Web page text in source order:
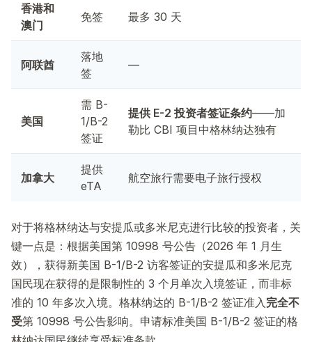
香港和
澳门
免签 最多 30 天
阿联酋
落地
签
—
美国
需 B-
1/B-2
签证
提供 E-2 投资者签证条约——加
勒比 CBI 项目中格林纳达独有
加拿大
提供
eTA
航空旅行需要电子旅行授权
对于将格林纳达与安提瓜或多米尼克进行比较的投资者，关
键一点是：根据美国第 10998 号公告（2026 年 1 月生
效），获得新美国 B-1/B-2 访客签证的安提瓜和多米尼克
国民现在获得的是限制性的 3 个月单次入境签证，而非标
准的 10 年多次入境。格林纳达的 B-1/B-2 签证准入 完全不
受第 10998 号公告影响。申请标准美国 B-1/B-2 签证的格